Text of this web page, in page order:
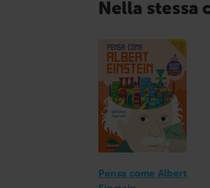
Nella stessa
Pensa come Albert